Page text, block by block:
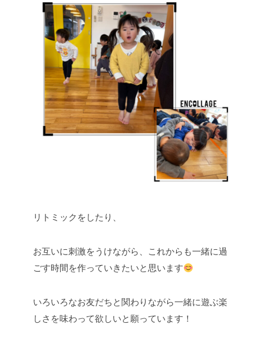
リトミックをしたり、
お互いに刺激をうけながら、これからも一緒に過
ごす時間を作っていきたいと思います
いろいろなお友だちと関わりながら一緒に遊ぶ楽
しさを味わって欲しいと願っています！